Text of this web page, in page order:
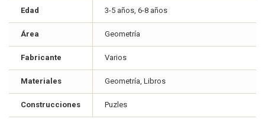
Edad 3-5 años, 6-8 años
Área Geometría
Fabricante Varios
Materiales Geometría, Libros
Construcciones Puzles